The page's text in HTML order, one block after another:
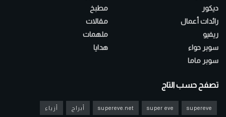
ديكور
رائدات أعمال
ريفيو
سوبر حواء
سوبر ماما
مطبخ
مقالات
ملهمات
هدايا
تصفح حسب التاج
supereve
super eve
supereve.net أبراج أزياء